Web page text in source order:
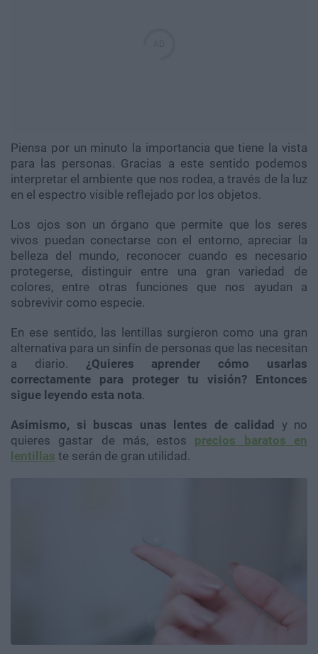
Piensa por un minuto la importancia que tiene la vista
para las personas. Gracias a este sentido podemos
interpretar el ambiente que nos rodea, a través de la luz
en el espectro visible reflejado por los objetos.
Los ojos son un órgano que permite que los seres
vivos puedan conectarse con el entorno, apreciar la
belleza del mundo, reconocer cuando es necesario
protegerse, distinguir entre una gran variedad de
colores, entre otras funciones que nos ayudan a
sobrevivir como especie.
En ese sentido, las lentillas surgieron como una gran
alternativa para un sinfín de personas que las necesitan
a diario. ¿Quieres aprender cómo usarlas
correctamente para proteger tu visión? Entonces
sigue leyendo esta nota.
Asimismo, si buscas unas lentes de calidad
y no
quieres gastar de más, estos precios baratos en
lentillas te serán de gran utilidad.